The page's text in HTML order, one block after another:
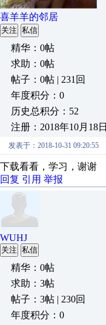
喜羊羊的邻居
关注 私信
精华：0帖
求助：0帖
帖子：0帖 | 231回
年度积分：0
历史总积分：52
注册：2018年10月18日
发表于：2018-10-31 09:20:55
下载看看，学习，谢谢
回复 引用 举报
WUHJ
关注 私信
精华：0帖
求助：3帖
帖子：3帖 | 230回
年度积分：0